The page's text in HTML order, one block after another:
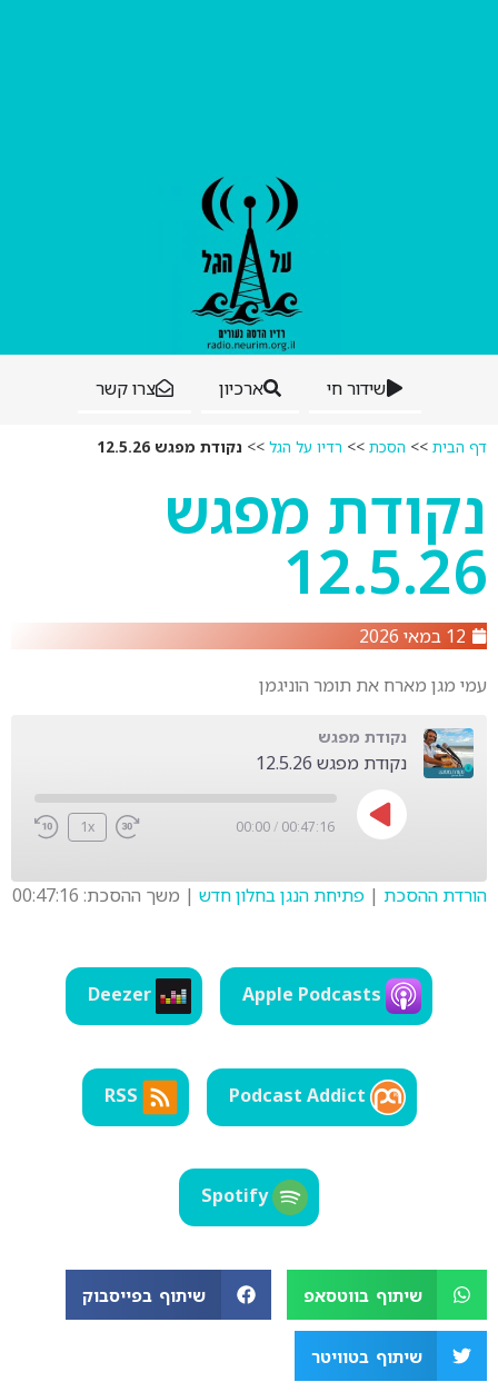
שידור חי ארכיון צרו קשר
דף הבית >> הסכת >> רדיו על הגל >> נקודת מפגש 12.5.26
נקודת מפגש
12.5.26
12 במאי 2026
עמי מגן מארח את תומר הוניגמן
נקודת מפגש
נקודת מפגש 12.5.26
1x 00:00/ 00:47:16
EMBED
הורדת ההסכת | פתיחת הנגן בחלון חדש | משך ההסכת: 00:47:16
Apple Podcasts
Deezer
Podcast Addict
RSS
Spotify
שיתוף בווטסאפ שיתוף בפייסבוק
שיתוף בטוויטר